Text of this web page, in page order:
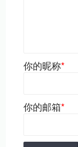
你的昵称*
你的邮箱*